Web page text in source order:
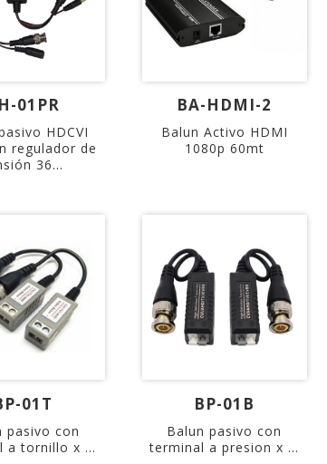
01PR
HDCVI
regulador de
36...
BA-HDMI-2
Balun Activo HDMI
1080p 60mt
01T
pasivo con
a tornillo x ...
BP-01B
Balun pasivo con
terminal a presion x ...